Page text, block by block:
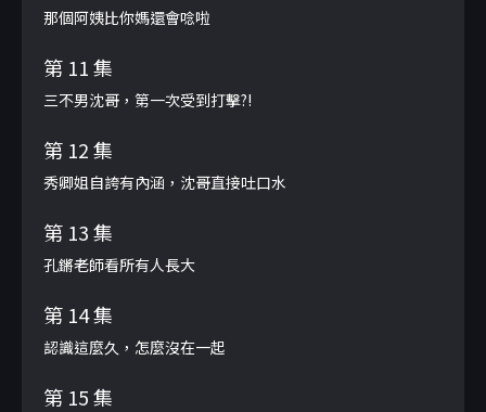
那個阿姨比你媽還會唸啦
第 11 集
三不男沈哥，第一次受到打擊?!
第 12 集
秀卿姐自誇有內涵，沈哥直接吐口水
第 13 集
孔鏘老師看所有人長大
第 14 集
認識這麼久，怎麼沒在一起
第 15 集